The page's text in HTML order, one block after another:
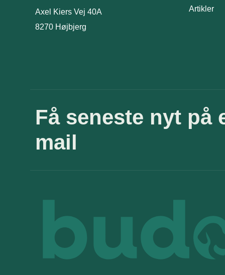
Axel Kiers Vej 40A
8270 Højbjerg
Artikler
Få seneste nyt på
mail